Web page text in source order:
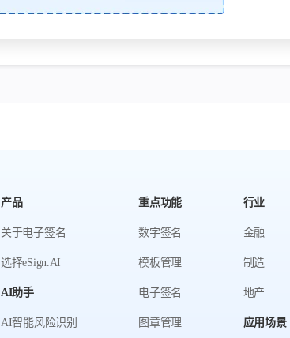
产品
关于电子签名
选择eSign.AI
AI助手
AI智能风险识别
重点功能
数字签名
模板管理
电子签名
图章管理
行业
金融
制造
地产
应用场景